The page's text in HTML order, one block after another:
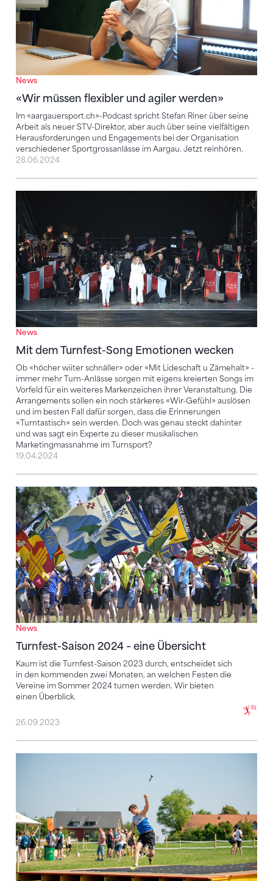
News
«Wir müssen flexibler und agiler werden»
Im «aargauersport.ch»-Podcast spricht Stefan Riner über seine
Arbeit als neuer STV-Direktor, aber auch über seine vielfältigen
Herausforderungen und Engagements bei der Organisation
verschiedener Sportgrossanlässe im Aargau. Jetzt reinhören.
28.06.2024
News
Mit dem Turnfest-Song Emotionen wecken
Ob «höcher wiiter schnäller» oder «Mit Lideschaft u Zämehalt» -
immer mehr Turn-Anlässe sorgen mit eigens kreierten Songs im
Vorfeld für ein weiteres Markenzeichen ihrer Veranstaltung. Die
Arrangements sollen ein noch stärkeres «Wir-Gefühl» auslösen
und im besten Fall dafür sorgen, dass die Erinnerungen
«Turntastisch» sein werden. Doch was genau steckt dahinter
und was sagt ein Experte zu dieser musikalischen
Marketingmassnahme im Turnsport?
19.04.2024
News
Turnfest-Saison 2024 – eine Übersicht
Kaum ist die Turnfest-Saison 2023 durch, entscheidet sich
in den kommenden zwei Monaten, an welchen Festen die
Vereine im Sommer 2024 turnen werden. Wir bieten
einen Überblick.
Turnfest-Saison 2024 – eine Übersicht
26.09.2023